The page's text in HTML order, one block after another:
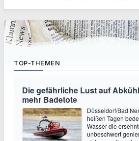
TOP-THEMEN
Die gefährliche Lust auf
mehr Badetote
Düsseldorf/Bad
heißen Tagen
Wasser die
unbeschwert